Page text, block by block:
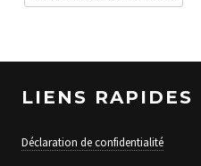
LIENS RAPIDES
Déclaration de confidentialité